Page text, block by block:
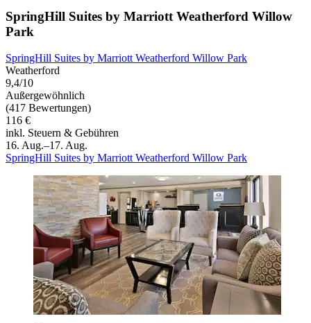
SpringHill Suites by Marriott Weatherford Willow
Park
SpringHill Suites by Marriott Weatherford Willow Park
Weatherford
9,4/10
Außergewöhnlich
(417 Bewertungen)
116 €
inkl. Steuern & Gebühren
16. Aug.–17. Aug.
SpringHill Suites by Marriott Weatherford Willow Park